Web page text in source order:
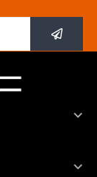

